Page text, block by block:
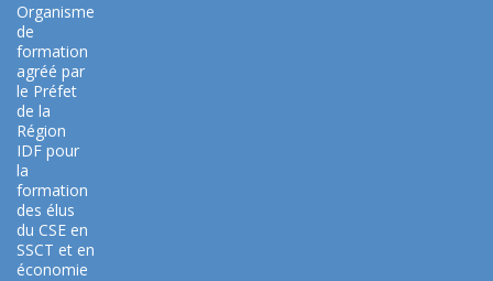
Organisme
de
formation
agréé par
le Préfet
de la
Région
IDF pour
la
formation
des élus
du CSE en
SSCT et en
économie